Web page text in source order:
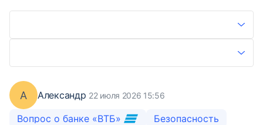
А Александр 22 июля 2026 15:56
Вопрос о банке «ВТБ» Безопасность